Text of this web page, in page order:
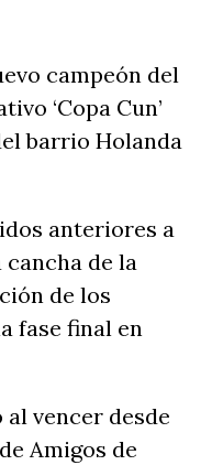
campeón del
‘Copa Cun’
barrio Holanda
anteriores a
de la
de los
fase final en
vencer desde
Amigos de